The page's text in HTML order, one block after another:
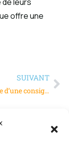
offre une
SUIVANT
Mise en place d’une consignation électrique pour éviter les accidents